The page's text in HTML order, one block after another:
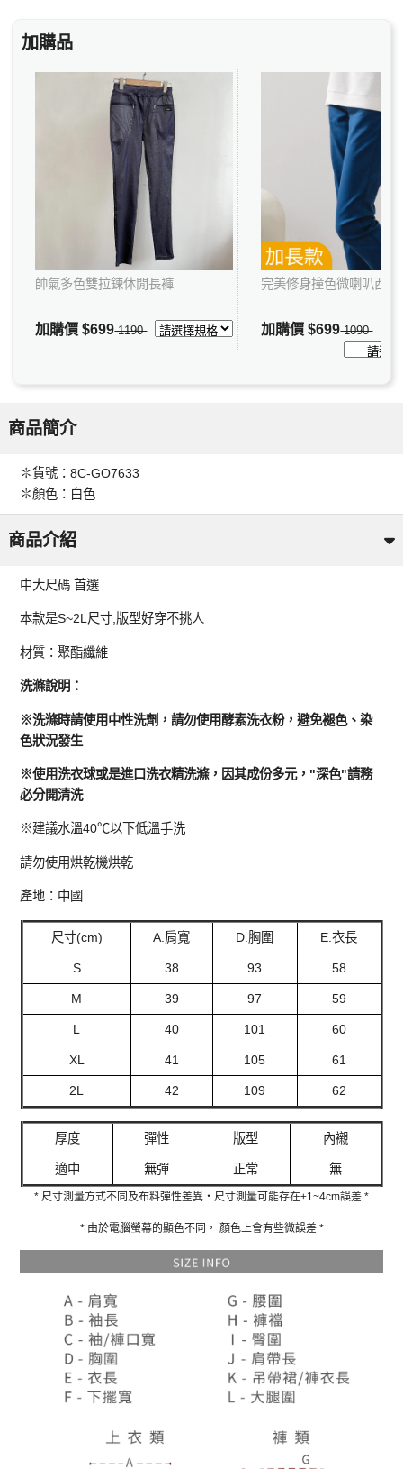
加購品
帥氣多色雙拉鍊休閒長褲
加購價$6991190
完美修身撞色微喇叭西裝
加購價$6991090
商品簡介
✽貨號：8C-GO7633
✽顏色：白色
商品介紹
中大尺碼 首選
本款是S~2L尺寸,版型好穿不挑人
材質：聚酯纖維
洗滌說明：
※洗滌時請使用中性洗劑，請勿使用酵素洗衣粉，避免褪色、染
色狀況發生
※使用洗衣球或是進口洗衣精洗滌，因其成份多元，"深色"請務
必分開清洗
※建議水溫40℃以下低溫手洗
請勿使用烘乾機烘乾
產地：中國
尺寸(cm) A.肩寬 D.胸圍 E.衣長
S 38 93 58
M 39 97 59
L 40 101 60
XL 41 105 61
2L 42 109 62
厚度 彈性 版型 內襯
適中 無彈 正常 無
* 尺寸測量方式不同及布料彈性差異‧尺寸測量可能存在±1~4cm誤差 *
* 由於電腦螢幕的顯色不同， 顏色上會有些微誤差 *